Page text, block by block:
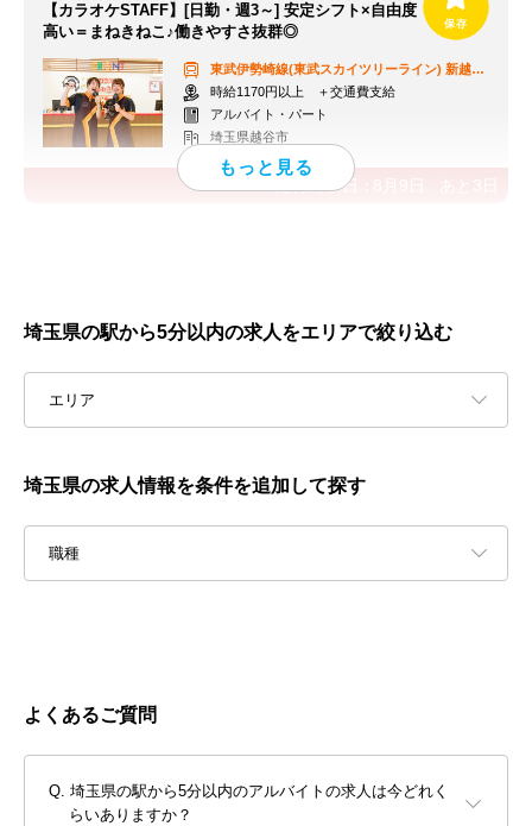
【カラオケSTAFF】[日勤・週3～] 安定シフト×自由度
高い＝まねきねこ♪働きやすさ抜群◎
東武伊勢崎線(東武スカイツリーライン) 新越谷駅
時給1170円以上 ＋交通費支給
アルバイト・パート
埼玉県越谷市
応募終了日：
埼玉県の駅から5分以内の求人をエリアで絞り込む
エリア
埼玉県の求人情報を条件を追加して探す
職種
よくあるご質問
埼玉県の駅から5分以内のアルバイトの求人は今どれく
らいありますか？